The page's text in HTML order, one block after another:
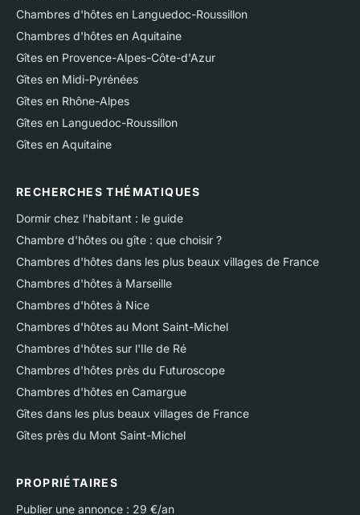
Chambres d'hôtes en Languedoc-Roussillon
Chambres d'hôtes en Aquitaine
Gîtes en Provence-Alpes-Côte-d'Azur
Gîtes en Midi-Pyrénées
Gîtes en Rhône-Alpes
Gîtes en Languedoc-Roussillon
Gîtes en Aquitaine
RECHERCHES THÉMATIQUES
Dormir chez l'habitant : le guide
Chambre d'hôtes ou gîte : que choisir ?
Chambres d'hôtes dans les plus beaux villages de France
Chambres d'hôtes à Marseille
Chambres d'hôtes à Nice
Chambres d'hôtes au Mont Saint-Michel
Chambres d'hôtes sur l'Ile de Ré
Chambres d'hôtes près du Futuroscope
Chambres d'hôtes en Camargue
Gîtes dans les plus beaux villages de France
Gîtes près du Mont Saint-Michel
PROPRIÉTAIRES
Publier une annonce : 29 €/an